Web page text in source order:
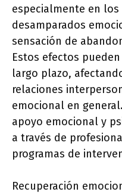
especialmente en
desamparados
sensación de
Estos efectos
largo plazo,
relaciones
emocional en
apoyo emocional y
a través de
programas de
Recuperación